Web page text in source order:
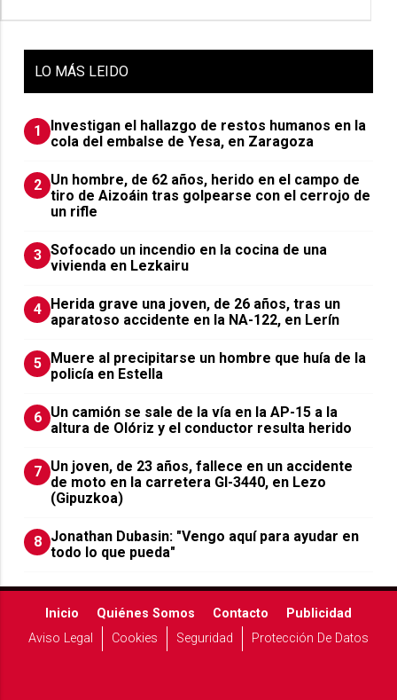
LO MÁS LEIDO
1
Investigan el hallazgo de restos humanos en la
cola del embalse de Yesa, en Zaragoza
2 Un hombre, de 62 años, herido en el campo de
tiro de Aizoáin tras golpearse con el cerrojo de
un rifle
3 Sofocado un incendio en la cocina de una
vivienda en Lezkairu
4 Herida grave una joven, de 26 años, tras un
aparatoso accidente en la NA-122, en Lerín
5 Muere al precipitarse un hombre que huía de la
policía en Estella
6 Un camión se sale de la vía en la AP-15 a la
altura de Olóriz y el conductor resulta herido
7 Un joven, de 23 años, fallece en un accidente
de moto en la carretera GI-3440, en Lezo
(Gipuzkoa)
8 Jonathan Dubasin: "Vengo aquí para ayudar en
todo lo que pueda"
Inicio Quiénes Somos Contacto
Publicidad
Aviso Legal
Cookies Seguridad Protección De Datos